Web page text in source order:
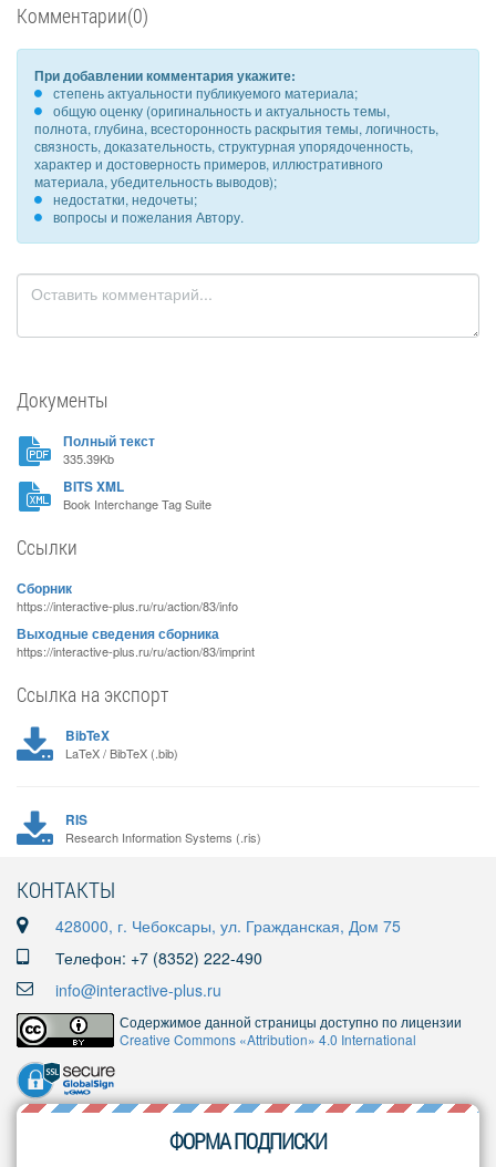
Комментарии(0)
При добавлении комментария укажите:
степень актуальности публикуемого материала;
общую оценку (оригинальность и актуальность темы,
полнота, глубина, всесторонность раскрытия темы, логичность,
связность, доказательность, структурная упорядоченность,
характер и достоверность примеров, иллюстративного
материала, убедительность выводов);
недостатки, недочеты;
вопросы и пожелания Автору.
Документы
Полный текст
335.39Kb
BITS XML
Book Interchange Tag Suite
Ссылки
Сборник
https://interactive-plus.ru/ru/action/83/info
Выходные сведения сборника
https://interactive-plus.ru/ru/action/83/imprint
Ссылка на экспорт
BibTeX
LaTeX / BibTeX (.bib)
RIS
Research Information Systems (.ris)
КОНТАКТЫ
428000, г. Чебоксары, ул. Гражданская, Дом 75
Телефон: +7 (8352) 222-490
info@interactive-plus.ru
Содержимое данной страницы доступно по лицензии
Creative Commons «Attribution» 4.0 International
ФОРМА ПОДПИСКИ